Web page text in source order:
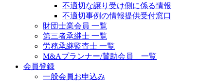
不適切な譲り受け側に係る情報
不適切事例の情報提供受付窓口
財団士業会員 一覧
第三者承継士 一覧
労務承継監査士 一覧
M&Aプランナー/賛助会員 一覧
会員登録
一般会員お申込み